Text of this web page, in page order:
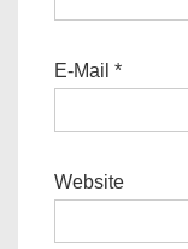
E-Mail *
Website